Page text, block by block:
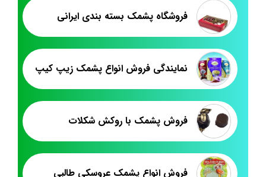
فروشگاه پشمک بسته بندی ایرانی
نمایندگی فروش انواع پشمک زیپ کیپ
فروش پشمک با روکش شکلات
فروش انواع پشمک عروسکی طالبی